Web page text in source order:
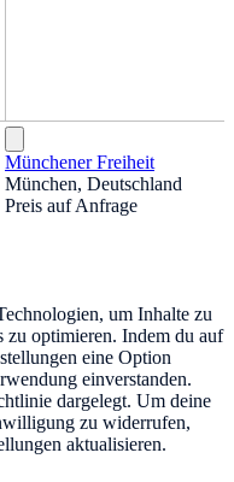
Münchener Freiheit
München, Deutschland
Preis auf Anfrage
um Inhalte zu
zu optimieren. Indem du auf
eine Option
einverstanden.
dargelegt. Um deine
zu widerrufen,
aktualisieren.